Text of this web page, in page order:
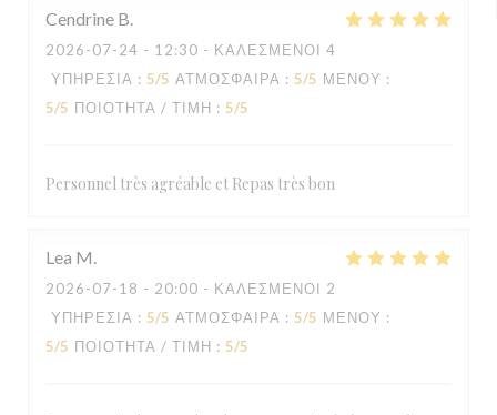
Cendrine B
2026-07-24 - 12:30 - ΚΑΛΕΣΜΈΝΟΙ 4
ΥΠΗΡΕΣΊΑ : 5/5 ΑΤΜΌΣΦΑΙΡΑ : 5/5 ΜΕΝΟΎ :
5/5 ΠΟΙΌΤΗΤΑ / ΤΙΜΉ : 5/5
Personnel très agréable et Repas très bon
Lea M
2026-07-18 - 20:00 - ΚΑΛΕΣΜΈΝΟΙ 2
ΥΠΗΡΕΣΊΑ : 5/5 ΑΤΜΌΣΦΑΙΡΑ : 5/5 ΜΕΝΟΎ :
5/5 ΠΟΙΌΤΗΤΑ / ΤΙΜΉ : 5/5